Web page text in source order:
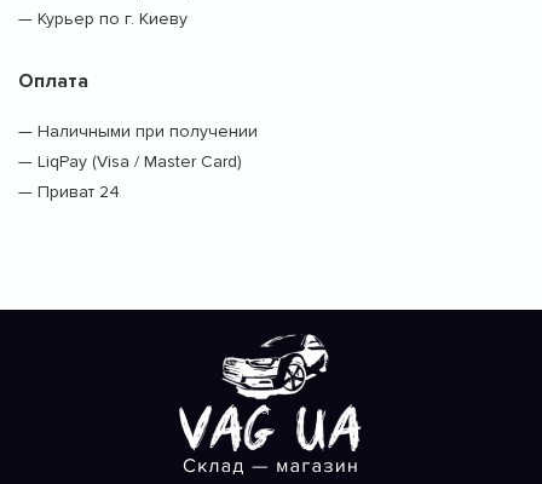
— Курьер по г. Киеву
Оплата
— Наличными при получении
— LiqPay (Visa / Master Card)
— Приват 24